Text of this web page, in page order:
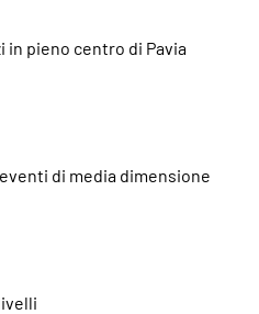
in pieno centro di Pavia
di media dimensione